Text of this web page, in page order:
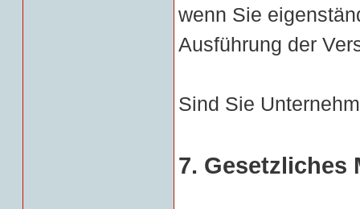
wenn Sie
Ausführung der
Sind Sie
7. Gesetzliches